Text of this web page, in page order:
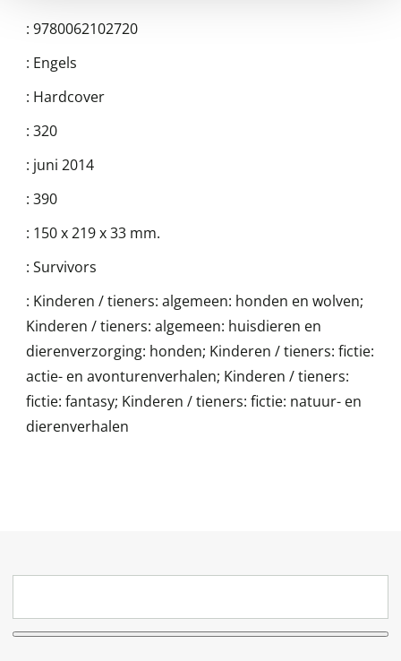
: 9780062102720
: Engels
: Hardcover
: 320
: juni 2014
: 390
: 150 x 219 x 33 mm.
: Survivors
: Kinderen / tieners: algemeen: honden en wolven;
Kinderen / tieners: algemeen: huisdieren en
dierenverzorging: honden; Kinderen / tieners: fictie:
actie- en avonturenverhalen; Kinderen / tieners:
fictie: fantasy; Kinderen / tieners: fictie: natuur- en
dierenverhalen